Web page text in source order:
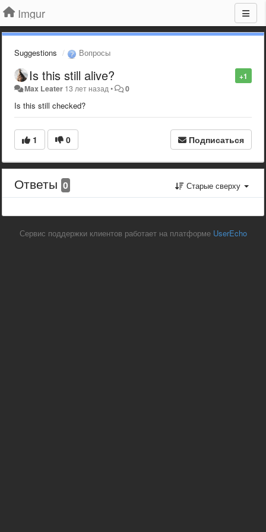
Imgur
Suggestions Вопросы
+1
Is this still alive?
Max Leater 13 лет назад • 0
Is this still checked?
1 0 Подписаться
Ответы 0 Старые сверху
Сервис поддержки клиентов работает на платформе UserEcho